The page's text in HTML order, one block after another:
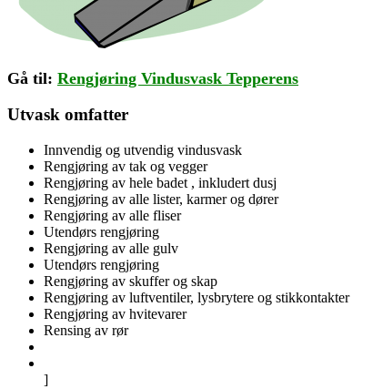
Gå til: Rengjøring Vindusvask Tepperens
Utvask omfatter
Innvendig og utvendig vindusvask
Rengjøring av tak og vegger
Rengjøring av hele badet , inkludert dusj
Rengjøring av alle lister, karmer og dører
Rengjøring av alle fliser
Utendørs rengjøring
Rengjøring av alle gulv
Utendørs rengjøring
Rengjøring av skuffer og skap
Rengjøring av luftventiler, lysbrytere og stikkontakter
Rengjøring av hvitevarer
Rensing av rør
]